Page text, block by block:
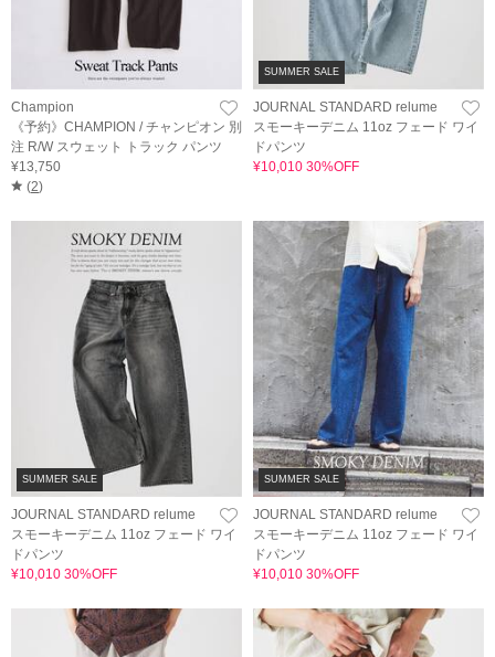
Champion
《予約》CHAMPION / チャンピオン 別
注 R/W スウェット トラック パンツ
¥13,750
(2)
SUMMER SALE
JOURNAL STANDARD relume
スモーキーデニム 11oz フェード ワイ
ドパンツ
¥10,010 30%OFF
SUMMER SALE
JOURNAL STANDARD relume
スモーキーデニム 11oz フェード ワイ
ドパンツ
¥10,010 30%OFF
SUMMER SALE
JOURNAL STANDARD relume
スモーキーデニム 11oz フェード ワイ
ドパンツ
¥10,010 30%OFF